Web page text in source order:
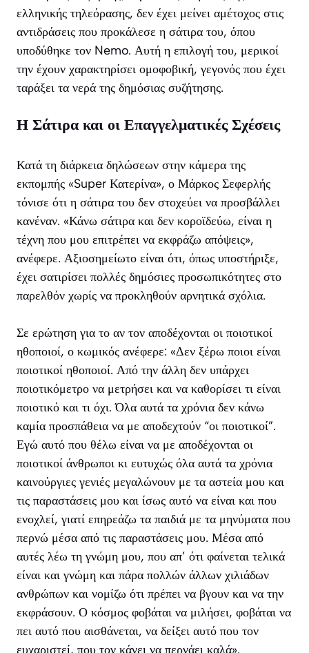
ελληνικής τηλεόρασης, δεν έχει μείνει αμέτοχος στις
αντιδράσεις που προκάλεσε η σάτιρα του, όπου
υποδύθηκε τον Nemo. Αυτή η επιλογή του, μερικοί
την έχουν χαρακτηρίσει ομοφοβική, γεγονός που έχει
ταράξει τα νερά της δημόσιας συζήτησης.
Η Σάτιρα και οι Επαγγελματικές Σχέσεις
Κατά τη διάρκεια δηλώσεων στην κάμερα της
εκπομπής «Super Κατερίνα», ο Μάρκος Σεφερλής
τόνισε ότι η σάτιρα του δεν στοχεύει να προσβάλλει
κανέναν. «Κάνω σάτιρα και δεν κοροϊδεύω, είναι η
τέχνη που μου επιτρέπει να εκφράζω απόψεις»,
ανέφερε. Αξιοσημείωτο είναι ότι, όπως υποστήριξε,
έχει σατιρίσει πολλές δημόσιες προσωπικότητες στο
παρελθόν χωρίς να προκληθούν αρνητικά σχόλια.
Σε ερώτηση για το αν τον αποδέχονται οι ποιοτικοί
ηθοποιοί, ο κωμικός ανέφερε: «Δεν ξέρω ποιοι είναι
ποιοτικοί ηθοποιοί. Από την άλλη δεν υπάρχει
ποιοτικόμετρο να μετρήσει και να καθορίσει τι είναι
ποιοτικό και τι όχι. Όλα αυτά τα χρόνια δεν κάνω
καμία προσπάθεια να με αποδεχτούν “οι ποιοτικοί”.
Εγώ αυτό που θέλω είναι να με αποδέχονται οι
ποιοτικοί άνθρωποι κι ευτυχώς όλα αυτά τα χρόνια
καινούργιες γενιές μεγαλώνουν με τα αστεία μου και
τις παραστάσεις μου και ίσως αυτό να είναι και που
ενοχλεί, γιατί επηρεάζω τα παιδιά με τα μηνύματα που
περνώ μέσα από τις παραστάσεις μου. Μέσα από
αυτές λέω τη γνώμη μου, που απ’ ότι φαίνεται τελικά
είναι και γνώμη και πάρα πολλών άλλων χιλιάδων
ανθρώπων και νομίζω ότι πρέπει να βγουν και να την
εκφράσουν. Ο κόσμος φοβάται να μιλήσει, φοβάται να
πει αυτό που αισθάνεται, να δείξει αυτό που τον
ευχαριστεί, που τον κάνει να περνάει καλά».